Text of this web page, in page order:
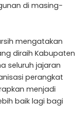
di masing-
mengatakan
diraih Kabupaten
seluruh jajaran
perangkat
menjadi
baik lagi bagi